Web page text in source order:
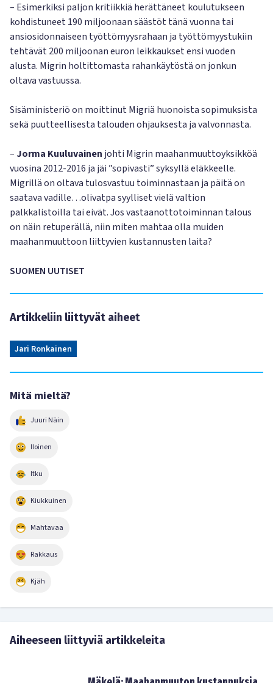
– Esimerkiksi paljon kritiikkiä herättäneet koulutukseen
kohdistuneet 190 miljoonaan säästöt tänä vuonna tai
ansiosidonnaiseen työttömyysrahaan ja työttömyystukiin
tehtävät 200 miljoonan euron leikkaukset ensi vuoden
alusta. Migrin holtittomasta rahankäytöstä on jonkun
oltava vastuussa.
Sisäministeriö on moittinut Migriä huonoista sopimuksista
sekä puutteellisesta talouden ohjauksesta ja valvonnasta.
– Jorma Kuuluvainen johti Migrin maahanmuuttoyksikköä
vuosina 2012-2016 ja jäi ”sopivasti” syksyllä eläkkeelle.
Migrillä on oltava tulosvastuu toiminnastaan ja päitä on
saatava vadille…olivatpa syylliset vielä valtion
palkkalistoilla tai eivät. Jos vastaanottotoiminnan talous
on näin retuperällä, niin miten mahtaa olla muiden
maahanmuuttoon liittyvien kustannusten laita?
SUOMEN UUTISET
Artikkeliin liittyvät aiheet
Jari Ronkainen
Mitä mieltä?
Juuri Näin
Iloinen
Itku
Kiukkuinen
Mahtavaa
Rakkaus
Kjäh
Aiheeseen liittyviä artikkeleita